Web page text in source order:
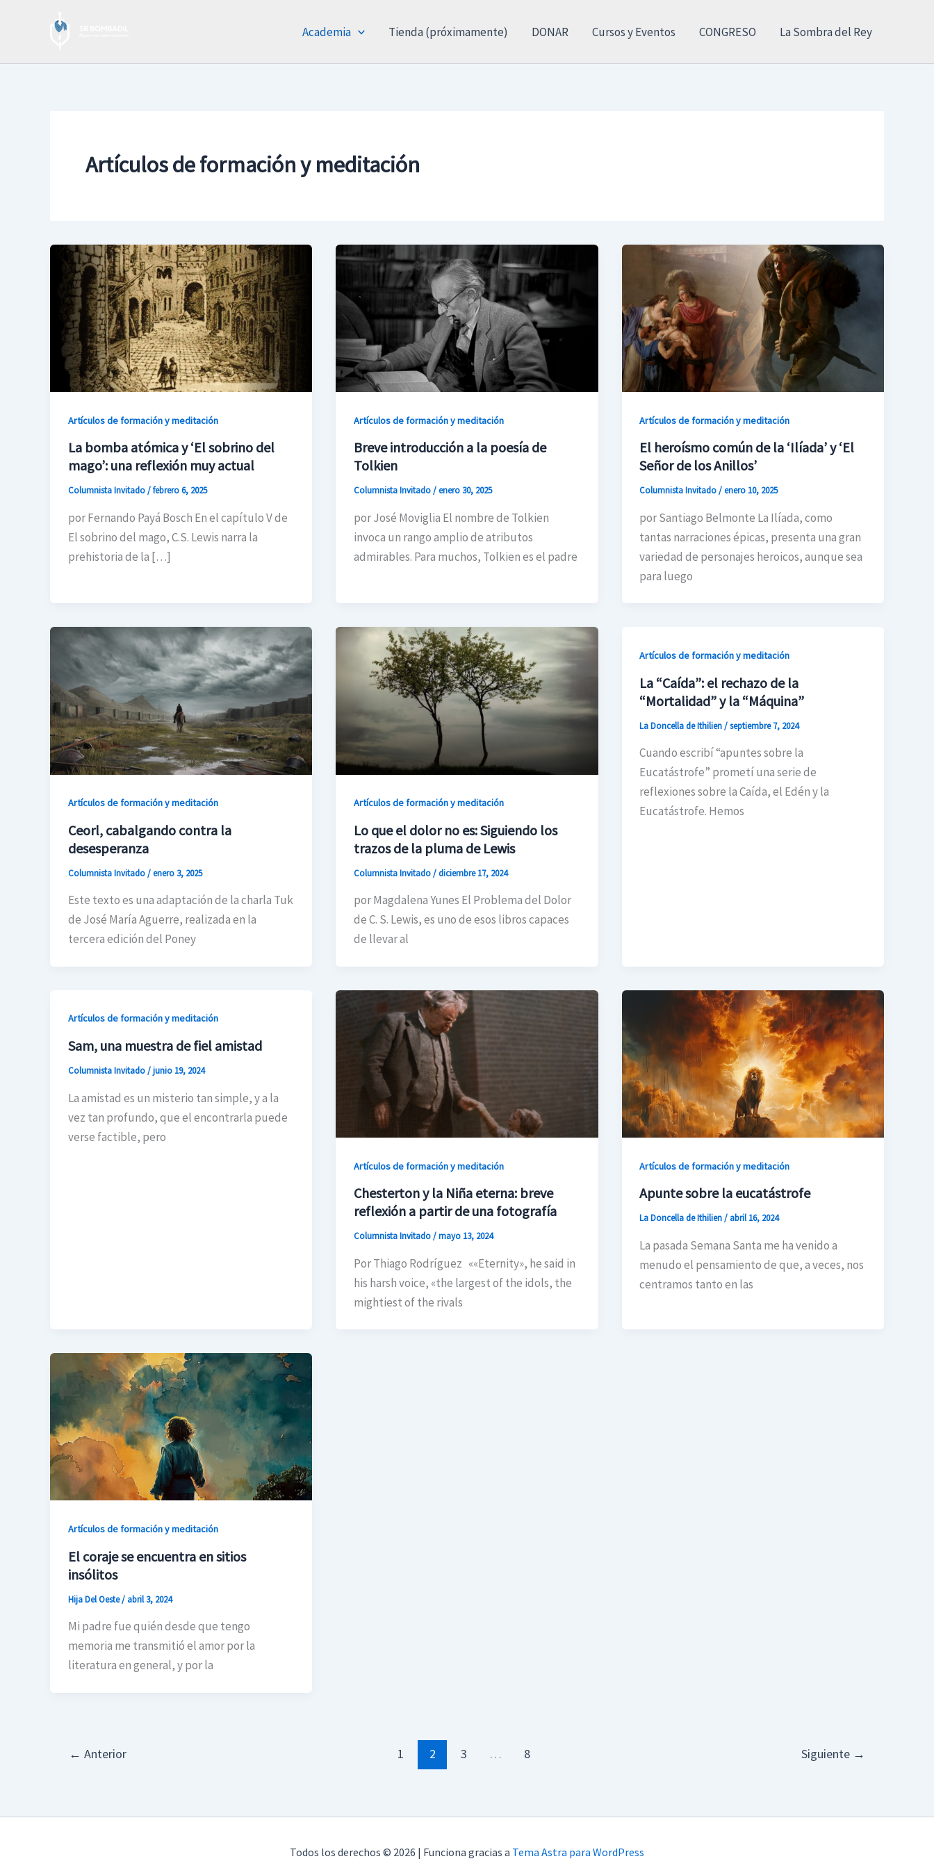
Academia Tienda (próximamente) DONAR Cursos y Eventos CONGRESO La Sombra del Rey
Artículos de formación y meditación
Artículos de formación y meditación
La bomba atómica y ‘El sobrino del
mago’: una reflexión muy actual
Columnista Invitado/febrero 6, 2025
por Fernando Payá Bosch En el capítulo V de
El sobrino del mago, C.S. Lewis narra la
prehistoria de la […]
Artículos de formación y meditación
Breve introducción a la poesía de
Tolkien
Columnista Invitado/enero 30, 2025
por José Moviglia El nombre de Tolkien
invoca un rango amplio de atributos
admirables. Para muchos, Tolkien es el padre
Artículos de formación y meditación
El heroísmo común de la ‘Ilíada’ y ‘El
Señor de los Anillos’
Columnista Invitado/enero 10, 2025
por Santiago Belmonte La Ilíada, como
tantas narraciones épicas, presenta una gran
variedad de personajes heroicos, aunque sea
para luego
Artículos de formación y meditación
Ceorl, cabalgando contra la
desesperanza
Columnista Invitado/enero 3, 2025
Este texto es una adaptación de la charla Tuk
de José María Aguerre, realizada en la
tercera edición del Poney
Artículos de formación y meditación
Lo que el dolor no es: Siguiendo los
trazos de la pluma de Lewis
Columnista Invitado/diciembre 17, 2024
por Magdalena Yunes El Problema del Dolor
de C. S. Lewis, es uno de esos libros capaces
de llevar al
Artículos de formación y meditación
La “Caída”: el rechazo de la
“Mortalidad” y la “Máquina”
La Doncella de Ithilien/septiembre 7, 2024
Cuando escribí “apuntes sobre la
Eucatástrofe” prometí una serie de
reflexiones sobre la Caída, el Edén y la
Eucatástrofe. Hemos
Artículos de formación y meditación
Sam, una muestra de fiel amistad
Columnista Invitado/junio 19, 2024
La amistad es un misterio tan simple, y a la
vez tan profundo, que el encontrarla puede
verse factible, pero
Artículos de formación y meditación
Chesterton y la Niña eterna: breve
reflexión a partir de una fotografía
Columnista Invitado/mayo 13, 2024
Por Thiago Rodríguez ««Eternity», he said in
his harsh voice, «the largest of the idols, the
mightiest of the rivals
Artículos de formación y meditación
Apunte sobre la eucatástrofe
La Doncella de Ithilien/ abril 16, 2024
La pasada Semana Santa me ha venido a
menudo el pensamiento de que, a veces, nos
centramos tanto en las
Artículos de formación y meditación
El coraje se encuentra en sitios
insólitos
Hija Del Oeste/ abril 3, 2024
Mi padre fue quién desde que tengo
memoria me transmitió el amor por la
literatura en general, y por la
← Anterior 1 2 3 … 8 Siguiente →
Todos los derechos © 2026 | Funciona gracias a Tema Astra para WordPress